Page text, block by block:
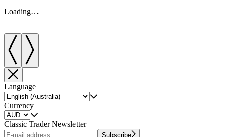
Loading…
Language
Currency
Classic Trader Newsletter
Subscribe